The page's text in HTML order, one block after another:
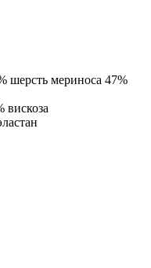
шерсть мериноса 47%
вискоза